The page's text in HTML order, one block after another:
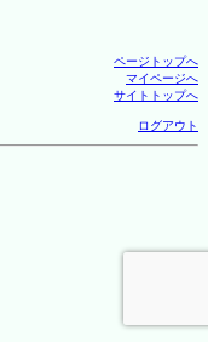
ページトップへ
マイページへ
サイトトップへ
ログアウト